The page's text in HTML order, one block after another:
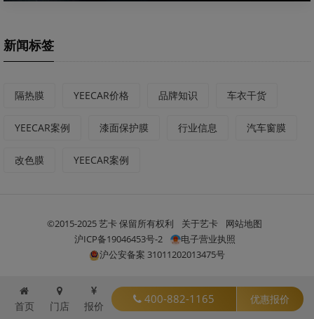
新闻标签
隔热膜 YEECAR价格 品牌知识 车衣干货
YEECAR案例 漆面保护膜 行业信息 汽车窗膜
改色膜 YEECAR案例
©2015-2025 艺卡 保留所有权利 关于艺卡
网站地图
沪ICP备19046453号-2
电子营业执照
沪公安备案 31011202013475号
首页 门店 报价
400-882-1165 优惠报价